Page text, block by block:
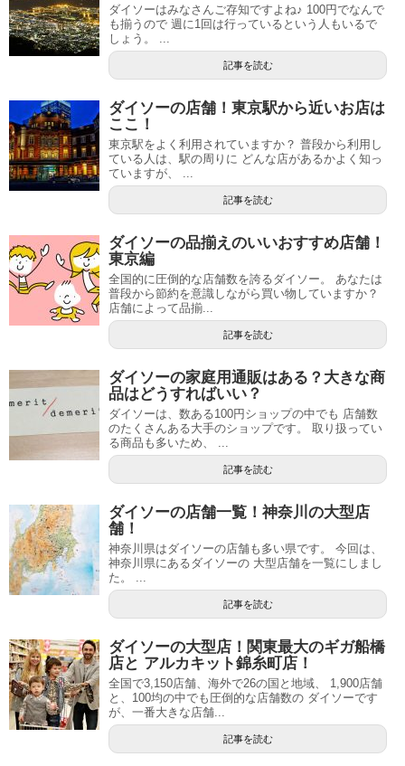
ダイソーはみなさんご存知ですよね♪ 100円でなんで
も揃うので 週に1回は行っているという人もいるで
しょう。 ...
記事を読む
ダイソーの店舗！東京駅から近いお店は
ここ！
東京駅をよく利用されていますか？ 普段から利用し
ている人は、駅の周りに どんな店があるかよく知っ
ていますが、 ...
記事を読む
ダイソーの品揃えのいいおすすめ店舗！
東京編
全国的に圧倒的な店舗数を誇るダイソー。 あなたは
普段から節約を意識しながら買い物していますか？
店舗によって品揃...
記事を読む
ダイソーの家庭用通販はある？大きな商
品はどうすればいい？
ダイソーは、数ある100円ショップの中でも 店舗数
のたくさんある大手のショップです。 取り扱ってい
る商品も多いため、 ...
記事を読む
ダイソーの店舗一覧！神奈川の大型店
舗！
神奈川県はダイソーの店舗も多い県です。 今回は、
神奈川県にあるダイソーの 大型店舗を一覧にしまし
た。 ...
記事を読む
ダイソーの大型店！関東最大のギガ船橋
店と アルカキット錦糸町店！
全国で3,150店舗、海外で26の国と地域、 1,900店舗
と、100均の中でも圧倒的な店舗数の ダイソーです
が、一番大きな店舗...
記事を読む